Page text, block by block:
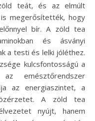
zöld teát, és az elmúlt
megerősítették, hogy
bír. A zöld tea
és ásványi
a testi és lelki jóléthez.
kulcsfontosságú a
emésztőrendszer
az energiaszintet, a
A zöld tea
nyújt, hanem